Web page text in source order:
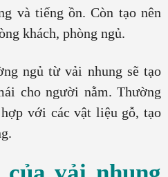
và tiếng ồn. Còn tạo nên
khách, phòng ngủ.
ngủ từ vải nhung sẽ tạo
cho người nằm. Thường
với các vật liệu gỗ, tạo